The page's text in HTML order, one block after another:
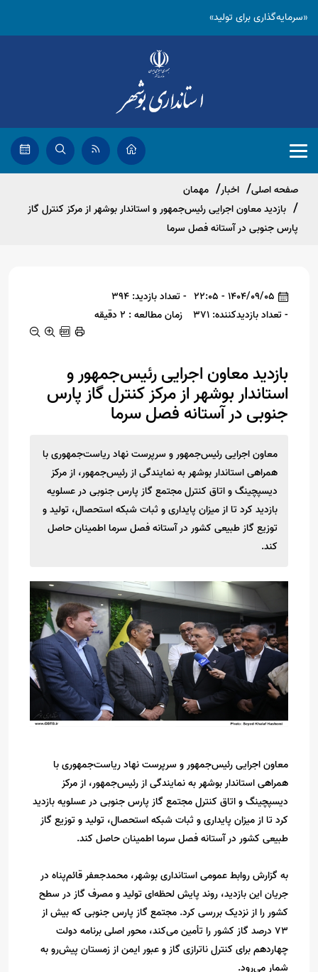
«سرمایه‌گذاری برای تولید»
صفحه اصلی اخبار
مهمان
بازدید معاون اجرایی رئیس‌جمهور و استاندار بوشهر از مرکز کنترل گاز
پارس جنوبی در آستانه فصل سرما
1404/09/05 - 22:05
- تعداد بازدید: 394
- تعداد بازدیدکننده: 371
زمان مطالعه : 2 دقیقه
بازدید معاون اجرایی رئیس‌جمهور و
استاندار بوشهر از مرکز کنترل گاز پارس
جنوبی در آستانه فصل سرما
معاون اجرایی رئیس‌جمهور و سرپرست نهاد ریاست‌جمهوری با
همراهی استاندار بوشهر به نمایندگی از رئیس‌جمهور، از مرکز
دیسپچینگ و اتاق کنترل مجتمع گاز پارس جنوبی در عسلویه
بازدید کرد تا از میزان پایداری و ثبات شبکه استحصال، تولید و
توزیع گاز طبیعی کشور در آستانه فصل سرما اطمینان حاصل
کند.
معاون اجرایی رئیس‌جمهور و سرپرست نهاد ریاست‌جمهوری با
همراهی استاندار بوشهر به نمایندگی از رئیس‌جمهور، از مرکز
دیسپچینگ و اتاق کنترل مجتمع گاز پارس جنوبی در عسلویه بازدید
کرد تا از میزان پایداری و ثبات شبکه استحصال، تولید و توزیع گاز
طبیعی کشور در آستانه فصل سرما اطمینان حاصل کند.
به گزارش روابط عمومی استانداری بوشهر، محمدجعفر قائم‌پناه در
جریان این بازدید، روند پایش لحظه‌ای تولید و مصرف گاز در سطح
کشور را از نزدیک بررسی کرد. مجتمع گاز پارس جنوبی که بیش از
۷۳ درصد گاز کشور را تأمین می‌کند، محور اصلی برنامه دولت
چهاردهم برای کنترل ناترازی گاز و عبور ایمن از زمستان پیش‌رو به
شمار می‌رود.